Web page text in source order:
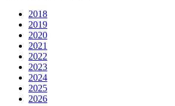
2018
2019
2020
2021
2022
2023
2024
2025
2026